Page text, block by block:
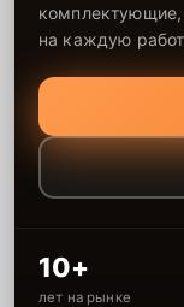
комплектующие,
на каждую
10+
лет на рынке